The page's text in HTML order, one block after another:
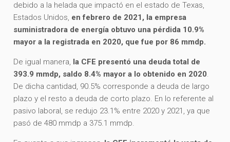
debido a la helada que impactó en el estado de Texas,
Estados Unidos, en febrero de 2021, la empresa
suministradora de energía obtuvo una pérdida 10.9%
mayor a la registrada en 2020, que fue por 86 mmdp.
De igual manera, la CFE presentó una deuda total de
393.9 mmdp, saldo 8.4% mayor a lo obtenido en 2020.
De dicha cantidad, 90.5% corresponde a deuda de largo
plazo y el resto a deuda de corto plazo. En lo referente al
pasivo laboral, se redujo 23.1% entre 2020 y 2021, ya que
pasó de 480 mmdp a 375.1 mmdp.